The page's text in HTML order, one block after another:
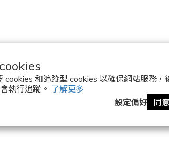
cookies 和追蹤型 cookies 以確保網站服務，
執行追蹤。 了解更多
設定偏好
同